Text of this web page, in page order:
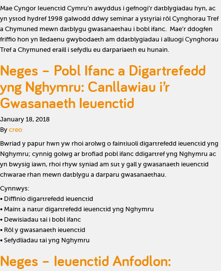
Mae Cyngor Ieuenctid Cymru’n awyddus i gefnogi’r datblygiadau hyn, ac
yn ystod hydref 1998 galwodd ddwy seminar a ystyriai rôl Cynghorau Tref
a Chymuned mewn datblygu gwasanaethau i bobl ifanc. Mae’r ddogfen
friffio hon yn lledaenu gwybodaeth am ddatblygiadau i alluogi Cynghorau
Tref a Chymuned eraill i sefydlu eu darpariaeth eu hunain.
Neges – Pobl Ifanc a Digartrefedd
yng Nghymru: Canllawiau i’r
Gwasanaeth Ieuenctid
January 18, 2018
By creo
Bwriad y papur hwn yw rhoi arolwg o faintiuoli digartrefedd ieuenctid yng
Nghymru; cynnig golwg ar brofiad pobl ifanc ddigartref yng Nghymru ac
yn bwysig iawn, rhoi rhyw syniad am sut y gall y gwasanaeth ieuenctid
chwarae rhan mewn datblygu a darparu gwasanaethau.
Cynnwys:
• Diffinio digartrefedd ieuenctid
• Maint a natur digartrefedd ieuenctid yng Nghymru
• Dewisiadau tai i bobl ifanc
• Rôl y gwasanaeth ieuenctid
• Sefydliadau tai yng Nghymru
Neges – Ieuenctid Anfodlon: